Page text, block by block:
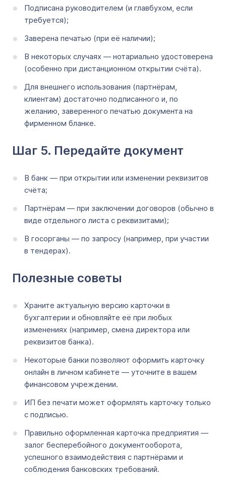
Подписана руководителем (и главбухом, если
требуется);
Заверена печатью (при её наличии);
В некоторых случаях — нотариально удостоверена
(особенно при дистанционном открытии счёта).
Для внешнего использования (партнёрам,
клиентам) достаточно подписанного и, по
желанию, заверенного печатью документа на
фирменном бланке.
Шаг 5. Передайте документ
В банк — при открытии или изменении реквизитов
счёта;
Партнёрам — при заключении договоров (обычно в
виде отдельного листа с реквизитами);
В госорганы — по запросу (например, при участии
в тендерах).
Полезные советы
Храните актуальную версию карточки в
бухгалтерии и обновляйте её при любых
изменениях (например, смена директора или
реквизитов банка).
Некоторые банки позволяют оформить карточку
онлайн в личном кабинете — уточните в вашем
финансовом учреждении.
ИП без печати может оформлять карточку только
с подписью.
Правильно оформленная карточка предприятия —
залог бесперебойного документооборота,
успешного взаимодействия с партнёрами и
соблюдения банковских требований.